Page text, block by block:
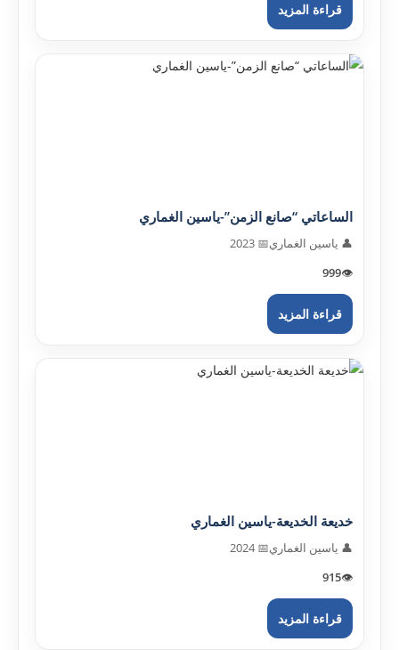
قراءة المزيد
الساعاتي “صانع الزمن”-ياسين الغماري
👤 ياسين الغماري📅 2023
👁️
999
قراءة المزيد
خديعة الخديعة-ياسين الغماري
👤 ياسين الغماري📅 2024
👁️
915
قراءة المزيد